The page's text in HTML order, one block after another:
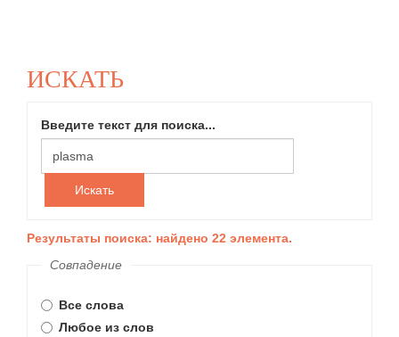
ИСКАТЬ
Введите текст для поиска...
Искать
Результаты поиска: найдено 22 элемента.
Совпадение
Все слова
Любое из слов